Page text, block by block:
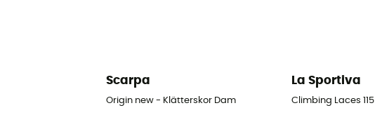
Scarpa
Origin new - Klätterskor Dam
La Sportiva
Climbing Laces 115